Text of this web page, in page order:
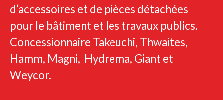
d’accessoires et de pièces détachées
pour le bâtiment et les travaux publics.
Concessionnaire Takeuchi, Thwaites,
Hamm, Magni, Hydrema, Giant et
Weycor.